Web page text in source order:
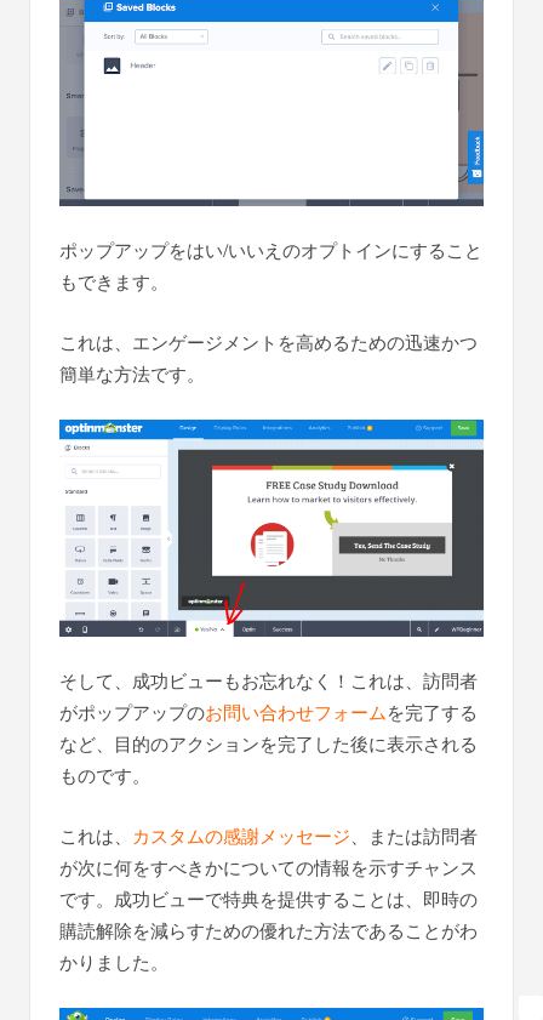
ポップアップをはい/いいえのオプトインにすること
もできます。
これは、エンゲージメントを高めるための迅速かつ
簡単な方法です。
そして、成功ビューもお忘れなく！これは、訪問者
がポップアップのお問い合わせフォームを完了する
など、目的のアクションを完了した後に表示される
ものです。
これは、 カスタムの感謝メッセージ、または訪問者
が次に何をすべきかについての情報を示すチャンス
です。成功ビューで特典を提供することは、即時の
購読解除を減らすための優れた方法であることがわ
かりました。